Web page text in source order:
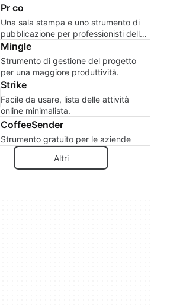
Pr co
Una sala stampa e uno strumento di
pubblicazione per professionisti delle
relazioni pubbliche.
Mingle
Strumento di gestione del progetto
per una maggiore produttività.
Strike
Facile da usare, lista delle attività
online minimalista.
CoffeeSender
Strumento gratuito per le aziende
Altri